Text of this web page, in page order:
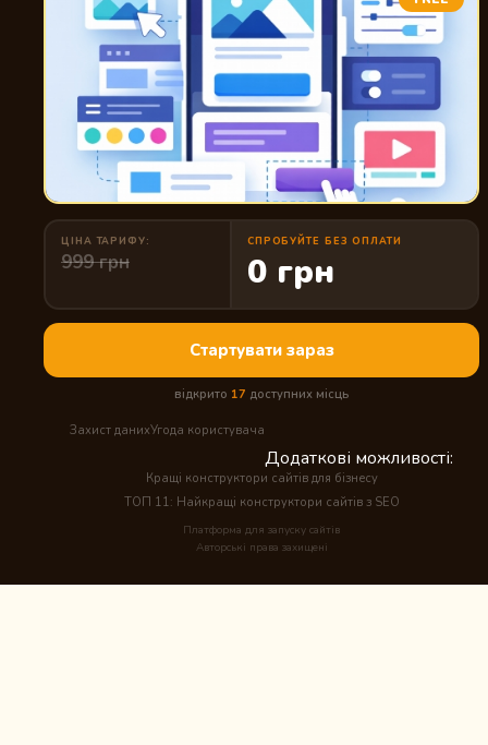
ЦІНА ТАРИФУ:
999 грн
СПРОБУЙТЕ БЕЗ ОПЛАТИ
0 грн
Стартувати зараз
відкрито 17 доступних місць
Захист данихУгода користувача
Додаткові можливості:
Кращі конструктори сайтів для бізнесу
ТОП 11: Найкращі конструктори сайтів з SEO
Платформа для запуску сайтів
Авторські права захищені